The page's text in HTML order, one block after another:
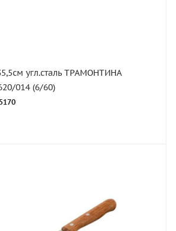
угл.сталь ТРАМОНТИНА
014 (6/60)